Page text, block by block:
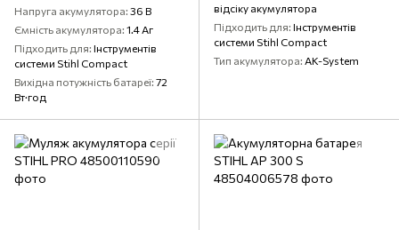
Напруга акумулятора 36 В
Ємність акумулятора 1.4 Аг
Підходить для Інструментів
системи Stihl Compact
Вихідна потужність батареї 72
Вт·год
відсіку акумулятора
Підходить для Інструментів
системи Stihl Compact
Тип акумулятора AK-System